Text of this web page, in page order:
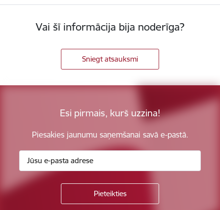
Vai šī informācija bija noderīga?
Sniegt atsauksmi
Esi pirmais, kurš uzzina!
Piesakies jaunumu saņemšanai savā e-pastā.